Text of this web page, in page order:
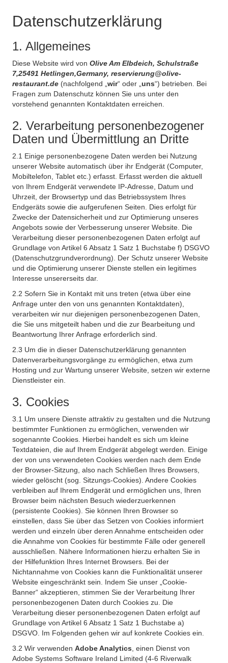
Datenschutzerklärung
1. Allgemeines
Diese Website wird von Olive Am Elbdeich, Schulstraße
7,25491 Hetlingen,Germany, reservierung@olive-
restaurant.de (nachfolgend „ wir“ oder „ uns“) betrieben. Bei
Fragen zum Datenschutz können Sie uns unter den
vorstehend genannten Kontaktdaten erreichen.
2. Verarbeitung personenbezogener
Daten und Übermittlung an Dritte
2.1 Einige personenbezogene Daten werden bei Nutzung
unserer Website automatisch über ihr Endgerät (Computer,
Mobiltelefon, Tablet etc.) erfasst. Erfasst werden die aktuell
von Ihrem Endgerät verwendete IP-Adresse, Datum und
Uhrzeit, der Browsertyp und das Betriebssystem Ihres
Endgeräts sowie die aufgerufenen Seiten. Dies erfolgt für
Zwecke der Datensicherheit und zur Optimierung unseres
Angebots sowie der Verbesserung unserer Website. Die
Verarbeitung dieser personenbezogenen Daten erfolgt auf
Grundlage von Artikel 6 Absatz 1 Satz 1 Buchstabe f) DSGVO
(Datenschutzgrundverordnung). Der Schutz unserer Website
und die Optimierung unserer Dienste stellen ein legitimes
Interesse unsererseits dar.
2.2 Sofern Sie in Kontakt mit uns treten (etwa über eine
Anfrage unter den von uns genannten Kontaktdaten),
verarbeiten wir nur diejenigen personenbezogenen Daten,
die Sie uns mitgeteilt haben und die zur Bearbeitung und
Beantwortung Ihrer Anfrage erforderlich sind.
2.3 Um die in dieser Datenschutzerklärung genannten
Datenverarbeitungsvorgänge zu ermöglichen, etwa zum
Hosting und zur Wartung unserer Website, setzen wir externe
Dienstleister ein.
3. Cookies
3.1 Um unsere Dienste attraktiv zu gestalten und die Nutzung
bestimmter Funktionen zu ermöglichen, verwenden wir
sogenannte Cookies. Hierbei handelt es sich um kleine
Textdateien, die auf Ihrem Endgerät abgelegt werden. Einige
der von uns verwendeten Cookies werden nach dem Ende
der Browser-Sitzung, also nach Schließen Ihres Browsers,
wieder gelöscht (sog. Sitzungs-Cookies). Andere Cookies
verbleiben auf Ihrem Endgerät und ermöglichen uns, Ihren
Browser beim nächsten Besuch wiederzuerkennen
(persistente Cookies). Sie können Ihren Browser so
einstellen, dass Sie über das Setzen von Cookies informiert
werden und einzeln über deren Annahme entscheiden oder
die Annahme von Cookies für bestimmte Fälle oder generell
ausschließen. Nähere Informationen hierzu erhalten Sie in
der Hilfefunktion Ihres Internet Browsers. Bei der
Nichtannahme von Cookies kann die Funktionalität unserer
Website eingeschränkt sein. Indem Sie unser „Cookie-
Banner“ akzeptieren, stimmen Sie der Verarbeitung Ihrer
personenbezogenen Daten durch Cookies zu. Die
Verarbeitung dieser personenbezogenen Daten erfolgt auf
Grundlage von Artikel 6 Absatz 1 Satz 1 Buchstabe a)
DSGVO. Im Folgenden gehen wir auf konkrete Cookies ein.
3.2 Wir verwenden Adobe Analytics , einen Dienst von
Adobe Systems Software Ireland Limited (4-6 Riverwalk